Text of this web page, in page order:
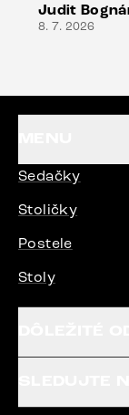
Vincze pri
veľmi
Judit
8. 7. 2026
Sedačky
Stoličky
Postele
Stoly